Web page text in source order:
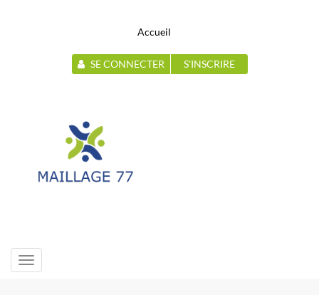
Accueil
SE CONNECTER S'INSCRIRE
Toggle
navigation